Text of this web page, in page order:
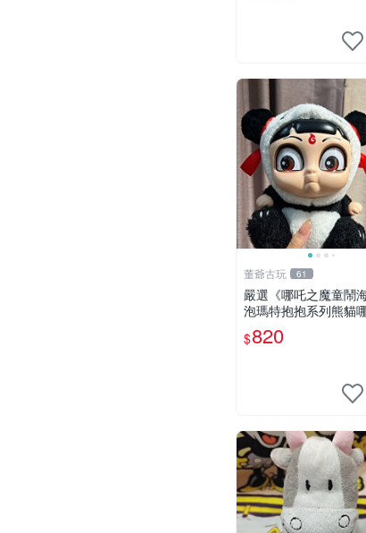
董爺古玩 61
嚴選《哪吒之魔童鬧
泡瑪特抱抱系列熊貓
膠臉毛絨， STATE：
示 哪吒 毛絨公仔 泡泡
$820